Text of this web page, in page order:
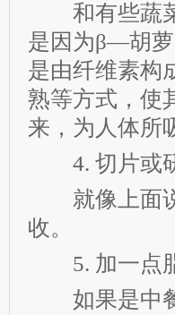
和有些蔬菜
是因为β—胡
是由纤维素构
熟等方式，使
来，为人体所
4. 切片或
就像上面说
收。
5. 加一点
如果是中餐